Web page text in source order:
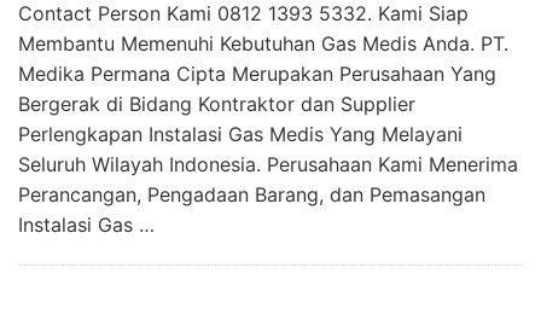
Contact Person Kami 0812 1393 5332. Kami Siap
Membantu Memenuhi Kebutuhan Gas Medis Anda. PT.
Medika Permana Cipta Merupakan Perusahaan Yang
Bergerak di Bidang Kontraktor dan Supplier
Perlengkapan Instalasi Gas Medis Yang Melayani
Seluruh Wilayah Indonesia. Perusahaan Kami Menerima
Perancangan, Pengadaan Barang, dan Pemasangan
Instalasi Gas …